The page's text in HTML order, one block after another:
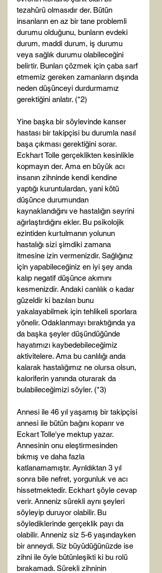
tezahürü olmasıdır der. Bütün
insanların en az bir tane problemli
durumu olduğunu, bunların evdeki
durum, maddi durum, iş durumu
veya sağlık durumu olabileceğini
belirtir. Bunları çözmek için çaba sarf
etmemiz gereken zamanların dışında
neden düşünceyi durdurmamız
gerektiğini anlatır. (*2)
Yine başka bir söylevinde kanser
hastası bir takipçisi bu durumla nasıl
başa çıkması gerektiğini sorar.
Eckhart Tolle gerçeklikten kesinlikle
kopmayın der. Ama en büyük acı
insanın zihninde kendi kendine
yaptığı kuruntulardan, yani kötü
düşünce durumundan
kaynaklandığını ve hastalığın seyrini
ağırlaştırdığını ekler. Bu psikolojik
ezintiden kurtulmanın yolunun
hastalığı sizi şimdiki zamana
itmesine izin vermenizdir. Sağlığınız
için yapabileceğiniz en iyi şey anda
kalıp negatif düşünce akımını
kesmenizdir. Andaki canlılık o kadar
güzeldir ki bazıları bunu
yakalayabilmek için tehlikeli sporlara
yönelir. Odaklanmayı bıraktığında ya
da başka şeyler düşündüğünde
hayatımızı kaybedebileceğimiz
aktivitelere. Ama bu canlılığı anda
kalarak hastalığımız ne olursa olsun,
kaloriferin yanında oturarak da
bulabileceğimizi söyler. (*3)
Annesi ile 46 yıl yaşamış bir takipçisi
annesi ile bütün bağını koparır ve
Eckart Tolle'ye mektup yazar.
Annesinin onu eleştirmesinden
bıkmış ve daha fazla
katlanamamıştır. Ayrıldıktan 3 yıl
sonra bile nefret, yorgunluk ve acı
hissetmektedir. Eckhart şöyle cevap
verir. Anneniz sürekli aynı şeyleri
söyleyip duruyor olabilir. Bu
söylediklerinde gerçeklik payı da
olabilir. Anneniz siz 5-6 yaşındayken
bir anneydi. Siz büyüdüğünüzde ise
zihni ile öyle bütünleşikti ki bu rolü
bırakamadı. Sürekli zihninin